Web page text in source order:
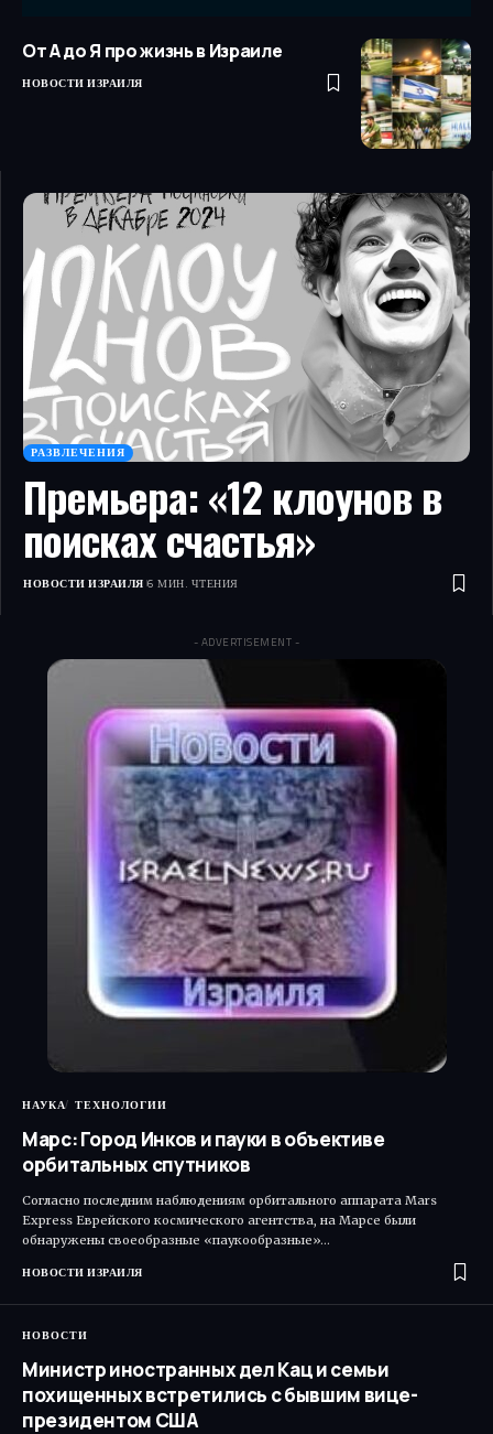
От А до Я про жизнь в Израиле
НОВОСТИ ИЗРАИЛЯ
РАЗВЛЕЧЕНИЯ
Премьера: «12 клоунов в
поисках счастья»
НОВОСТИ ИЗРАИЛЯ 6 МИН. ЧТЕНИЯ
- ADVERTISEMENT -
НАУКА ТЕХНОЛОГИИ
Марс: Город Инков и пауки в объективе
орбитальных спутников
Согласно последним наблюдениям орбитального аппарата Mars
Express Еврейского космического агентства, на Марсе были
обнаружены своеобразные «паукообразные»…
НОВОСТИ ИЗРАИЛЯ
НОВОСТИ
Министр иностранных дел Кац и семьи
похищенных встретились с бывшим вице-
президентом США